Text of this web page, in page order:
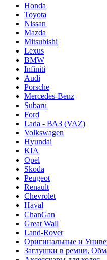
Honda
Toyota
Nissan
Mazda
Mitsubishi
Lexus
BMW
Infiniti
Audi
Porsche
Mercedes-Benz
Subaru
Ford
Lada - ВАЗ (VAZ)
Volkswagen
Hyundai
KIA
Opel
Skoda
Peugeot
Renault
Chevrolet
Haval
ChanGan
Great Wall
Land-Rover
Оригинальные и
Заглушки в ремни,